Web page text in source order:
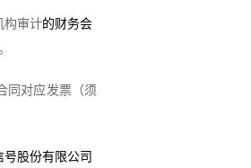
构审计的财务会
同对应发票（须
股份有限公司